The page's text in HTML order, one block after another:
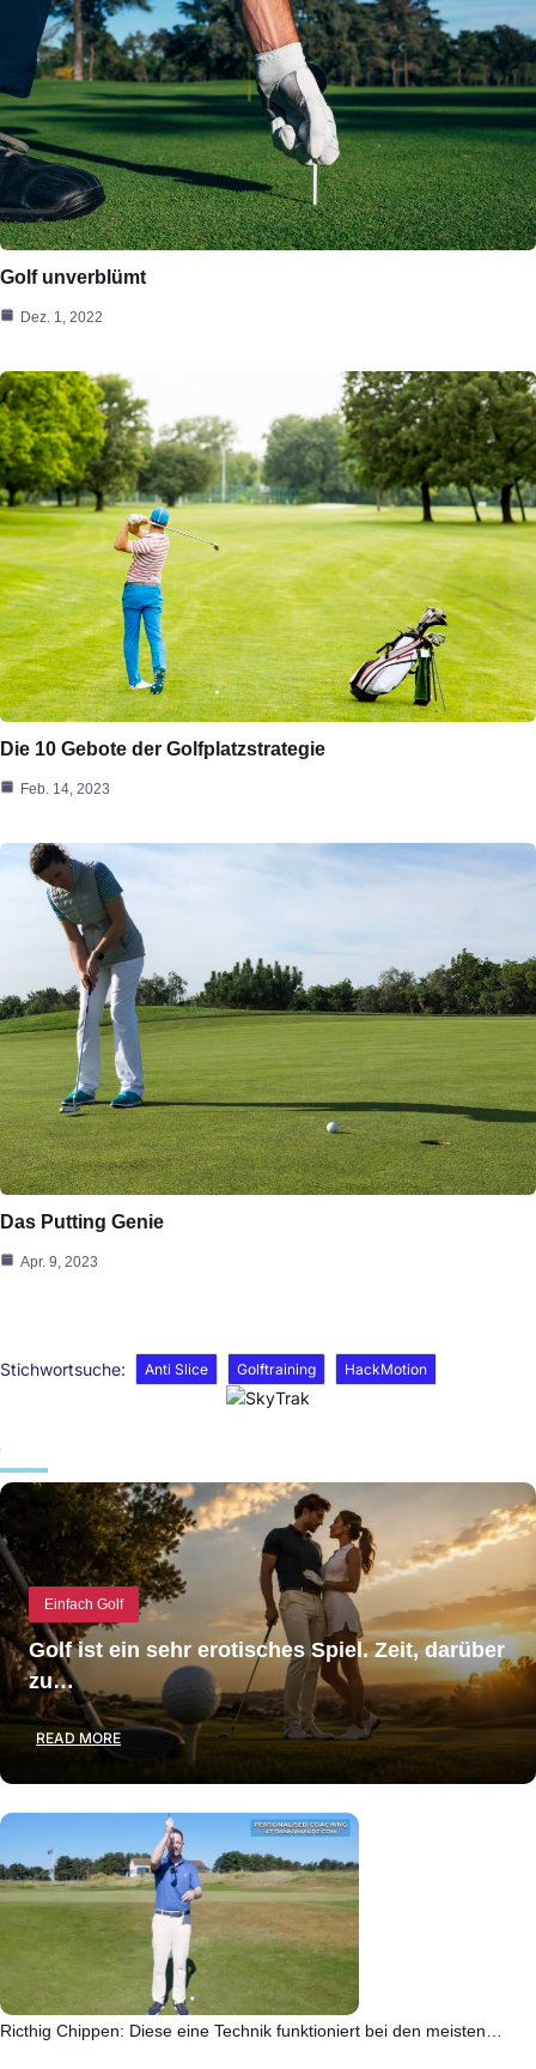
Golf unverblümt
Dez. 1, 2022
Die 10 Gebote der Golfplatzstrategie
Feb. 14, 2023
Das Putting Genie
Apr. 9, 2023
Stichwortsuche: Anti Slice Golftraining HackMotion
Einfach Golf
Golf ist ein sehr erotisches Spiel. Zeit, darüber
zu…
READ MORE
Ricthig Chippen: Diese eine Technik funktioniert bei den meisten…